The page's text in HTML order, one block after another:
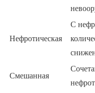
Нефротическая
С
Смешанная